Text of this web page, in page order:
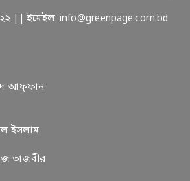
|| ইমেইল: info@greenpage.com.bd
আফ্ফান
ইসলাম
তাজবীর